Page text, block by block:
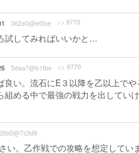
362e0@ef3ce >> 9770
試してみればいいかと…
5daa7@b1fbe >> 9770
い。流石にE３以降を乙以上で
組める中で最強の戦力を出してい
い。乙作戦での攻略を想定して